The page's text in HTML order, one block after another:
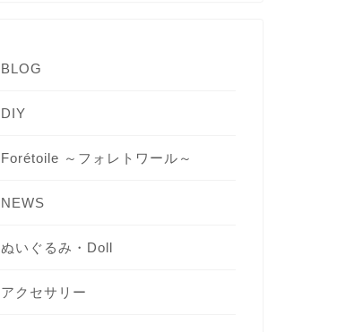
BLOG
DIY
Forétoile ～フォレトワール～
NEWS
ぬいぐるみ・Doll
アクセサリー